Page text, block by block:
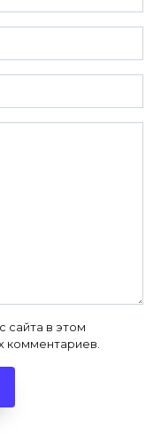
сайта в этом
комментариев.